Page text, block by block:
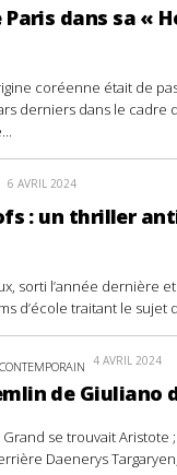
dans sa «
coréenne était de
derniers dans le cadre
6 AVRIL 2024
: un thriller
sorti l’année dernière et
d’école traitant le sujet
4 AVRIL 2024
de Giuliano
se trouvait Aristote
Daenerys